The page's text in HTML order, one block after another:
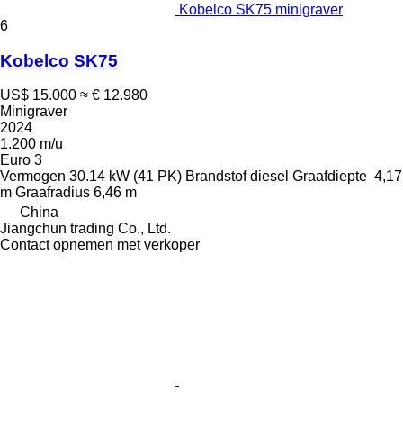
Kobelco SK75 minigraver
6
Kobelco SK75
US$ 15.000 ≈ € 12.980
Minigraver
2024
1.200 m/u
Euro 3
Vermogen 30.14 kW (41 PK) Brandstof diesel Graafdiepte 4,17
m Graafradius 6,46 m
China
Jiangchun trading Co., Ltd.
Contact opnemen met verkoper